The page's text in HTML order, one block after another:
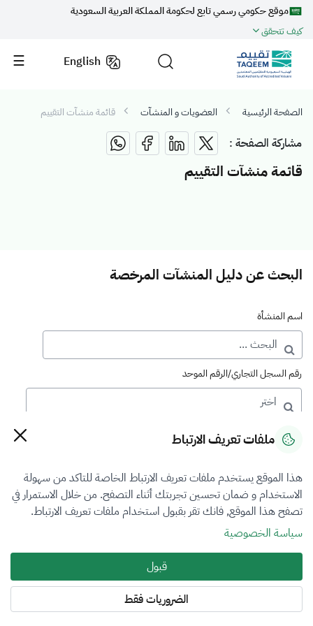
موقع حكومي رسمي تابع لحكومة المملكة العربية السعودية
كيف تتحقق
English
الصفحة الرئيسية العضويات و المنشآت قائمة منشآت التقييم
مشاركة الصفحة :
قائمة منشآت التقييم
البحث عن دليل المنشآت المرخصة
اسم المنشأة
رقم السجل التجاري/الرقم الموحد
رقم الترخيص
التصنيف
VFR1
فرع التقييم
ملفات تعريف الارتباط
هذا الموقع يستخدم ملفات تعريف الارتباط الخاصة للتاكد من سهولة
الاستخدام و ضمان تحسين تجربتك أثناء التصفح. من خلال الاستمرار في
تصفح هذا الموقع, فانك تقر بقبول استخدام ملفات تعريف الارتباط.
سياسة الخصوصية
قبول
الضروريات فقط